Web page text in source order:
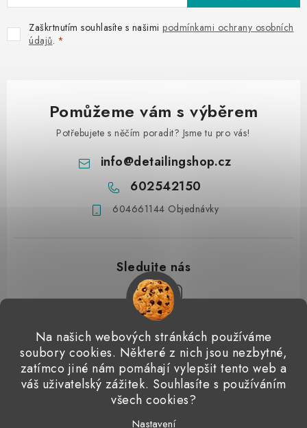
Na našich webových stránkách používáme
soubory cookies. Některé z nich jsou nezbytné,
zatímco jiné nám pomáhají vylepšit tento web a
váš uživatelský zážitek. Souhlasíte s používáním
všech cookies?
Nastavení
Zaškrtnutím souhlasíte s našimi podmínkami ochrany osobních
údajů.
Pomůžeme vám s výběrem
Potřebujete s něčím poradit? Jsme tu pro vás!
info@detailingshop.cz
602542150
604661144 Objednávky
Přijímáme online platby
Detailingclub Dodo Juice Gyeon Quartz ValetPRO
Microfiber Madness